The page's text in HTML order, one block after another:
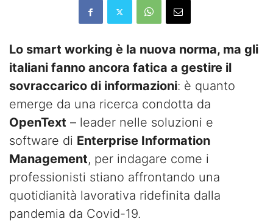
Lo smart working è la nuova norma, ma gli
italiani fanno ancora fatica a gestire il
sovraccarico di informazioni: è quanto
emerge da una ricerca condotta da
OpenText – leader nelle soluzioni e
software di Enterprise Information
Management, per indagare come i
professionisti stiano affrontando una
quotidianità lavorativa ridefinita dalla
pandemia da Covid-19.